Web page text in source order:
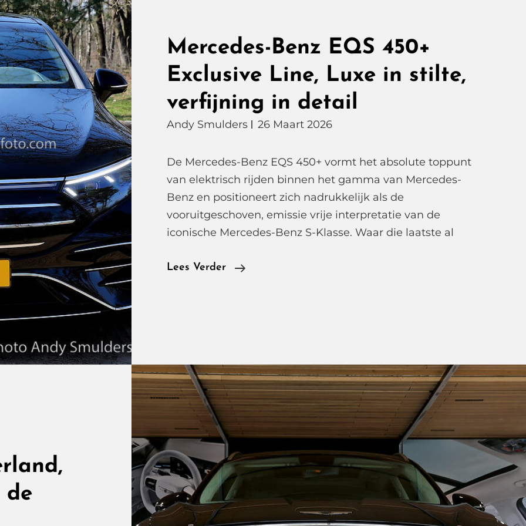
Mercedes-Benz EQS 450+
Exclusive Line, Luxe in stilte,
verfijning in detail
Andy Smulders 26 Maart 2026
De Mercedes-Benz EQS 450+ vormt het absolute toppunt
van elektrisch rijden binnen het gamma van Mercedes-
Benz en positioneert zich nadrukkelijk als de
vooruitgeschoven, emissie vrije interpretatie van de
iconische Mercedes-Benz S-Klasse. Waar die laatste al
Lees Verder
Mercedes-
Luxe
In
Stilte,
Verfijning
Detail
de